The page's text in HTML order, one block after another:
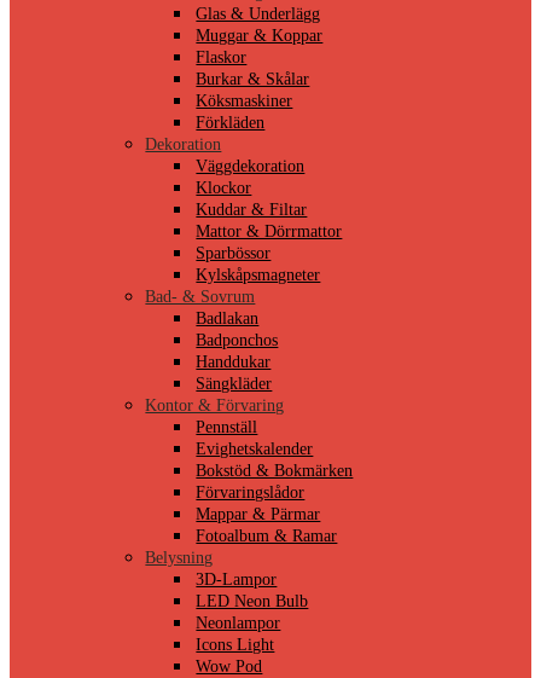
Glas & Underlägg
Muggar & Koppar
Flaskor
Burkar & Skålar
Köksmaskiner
Förkläden
Dekoration
Väggdekoration
Klockor
Kuddar & Filtar
Mattor & Dörrmattor
Sparbössor
Kylskåpsmagneter
Bad- & Sovrum
Badlakan
Badponchos
Handdukar
Sängkläder
Kontor & Förvaring
Pennställ
Evighetskalender
Bokstöd & Bokmärken
Förvaringslådor
Mappar & Pärmar
Fotoalbum & Ramar
Belysning
3D-Lampor
LED Neon Bulb
Neonlampor
Icons Light
Wow Pod